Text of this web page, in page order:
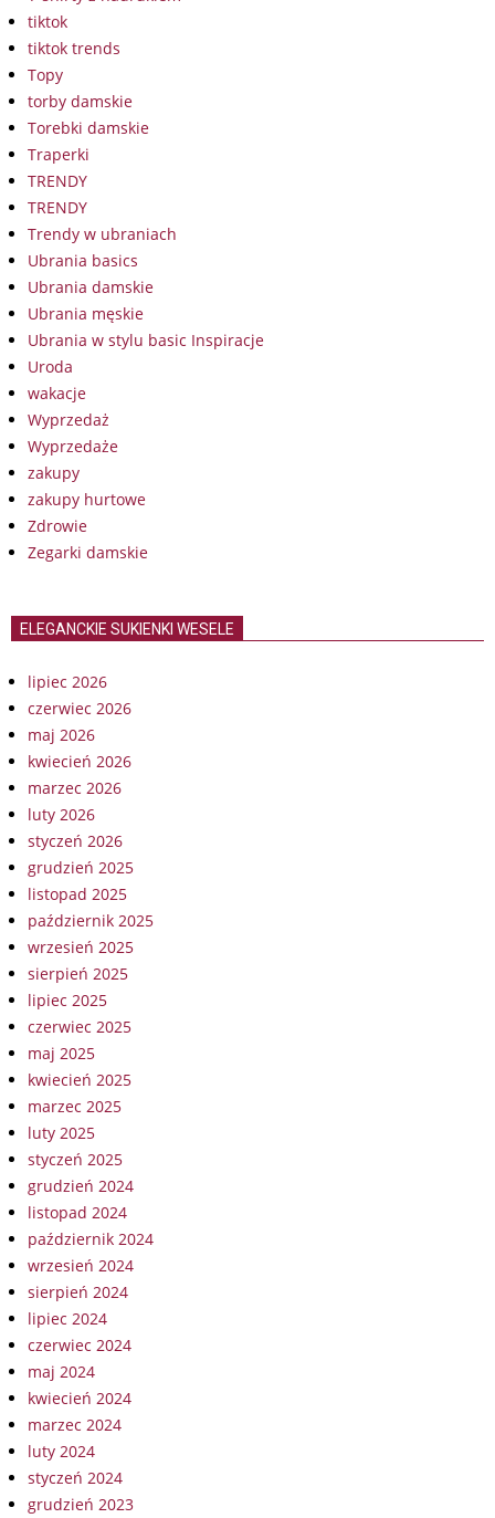
tiktok
tiktok trends
Topy
torby damskie
Torebki damskie
Traperki
TRENDY
TRENDY
Trendy w ubraniach
Ubrania basics
Ubrania damskie
Ubrania męskie
Ubrania w stylu basic Inspiracje
Uroda
wakacje
Wyprzedaż
Wyprzedaże
zakupy
zakupy hurtowe
Zdrowie
Zegarki damskie
ELEGANCKIE SUKIENKI WESELE
lipiec 2026
czerwiec 2026
maj 2026
kwiecień 2026
marzec 2026
luty 2026
styczeń 2026
grudzień 2025
listopad 2025
październik 2025
wrzesień 2025
sierpień 2025
lipiec 2025
czerwiec 2025
maj 2025
kwiecień 2025
marzec 2025
luty 2025
styczeń 2025
grudzień 2024
listopad 2024
październik 2024
wrzesień 2024
sierpień 2024
lipiec 2024
czerwiec 2024
maj 2024
kwiecień 2024
marzec 2024
luty 2024
styczeń 2024
grudzień 2023